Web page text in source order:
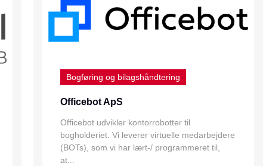
Bogføring og bilagshåndtering
Officebot ApS
Officebot udvikler kontorrobotter til
bogholderiet. Vi leverer virtuelle medarbejdere
(BOTs), som vi har lært-/ programmeret til,
at...